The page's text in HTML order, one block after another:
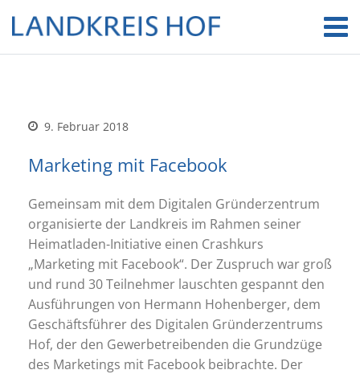
9. Februar 2018
Marketing mit Facebook
Gemeinsam mit dem Digitalen Gründerzentrum
organisierte der Landkreis im Rahmen seiner
Heimatladen-Initiative einen Crashkurs
„Marketing mit Facebook“. Der Zuspruch war groß
und rund 30 Teilnehmer lauschten gespannt den
Ausführungen von Hermann Hohenberger, dem
Geschäftsführer des Digitalen Gründerzentrums
Hof, der den Gewerbetreibenden die Grundzüge
des Marketings mit Facebook beibrachte. Der